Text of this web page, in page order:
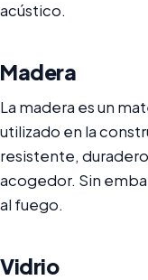
acústico.
Madera
La madera es un
utilizado en la
resistente,
acogedor. Sin
al fuego.
Vidrio